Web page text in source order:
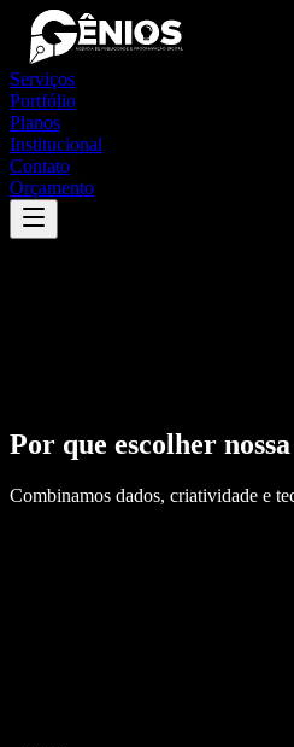
Serviços
Portfólio
Planos
Institucional
Contato
Orçamento
Por que escolher
Combinamos dados, criatividade e